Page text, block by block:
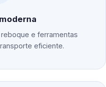
e ferramentas
eficiente.